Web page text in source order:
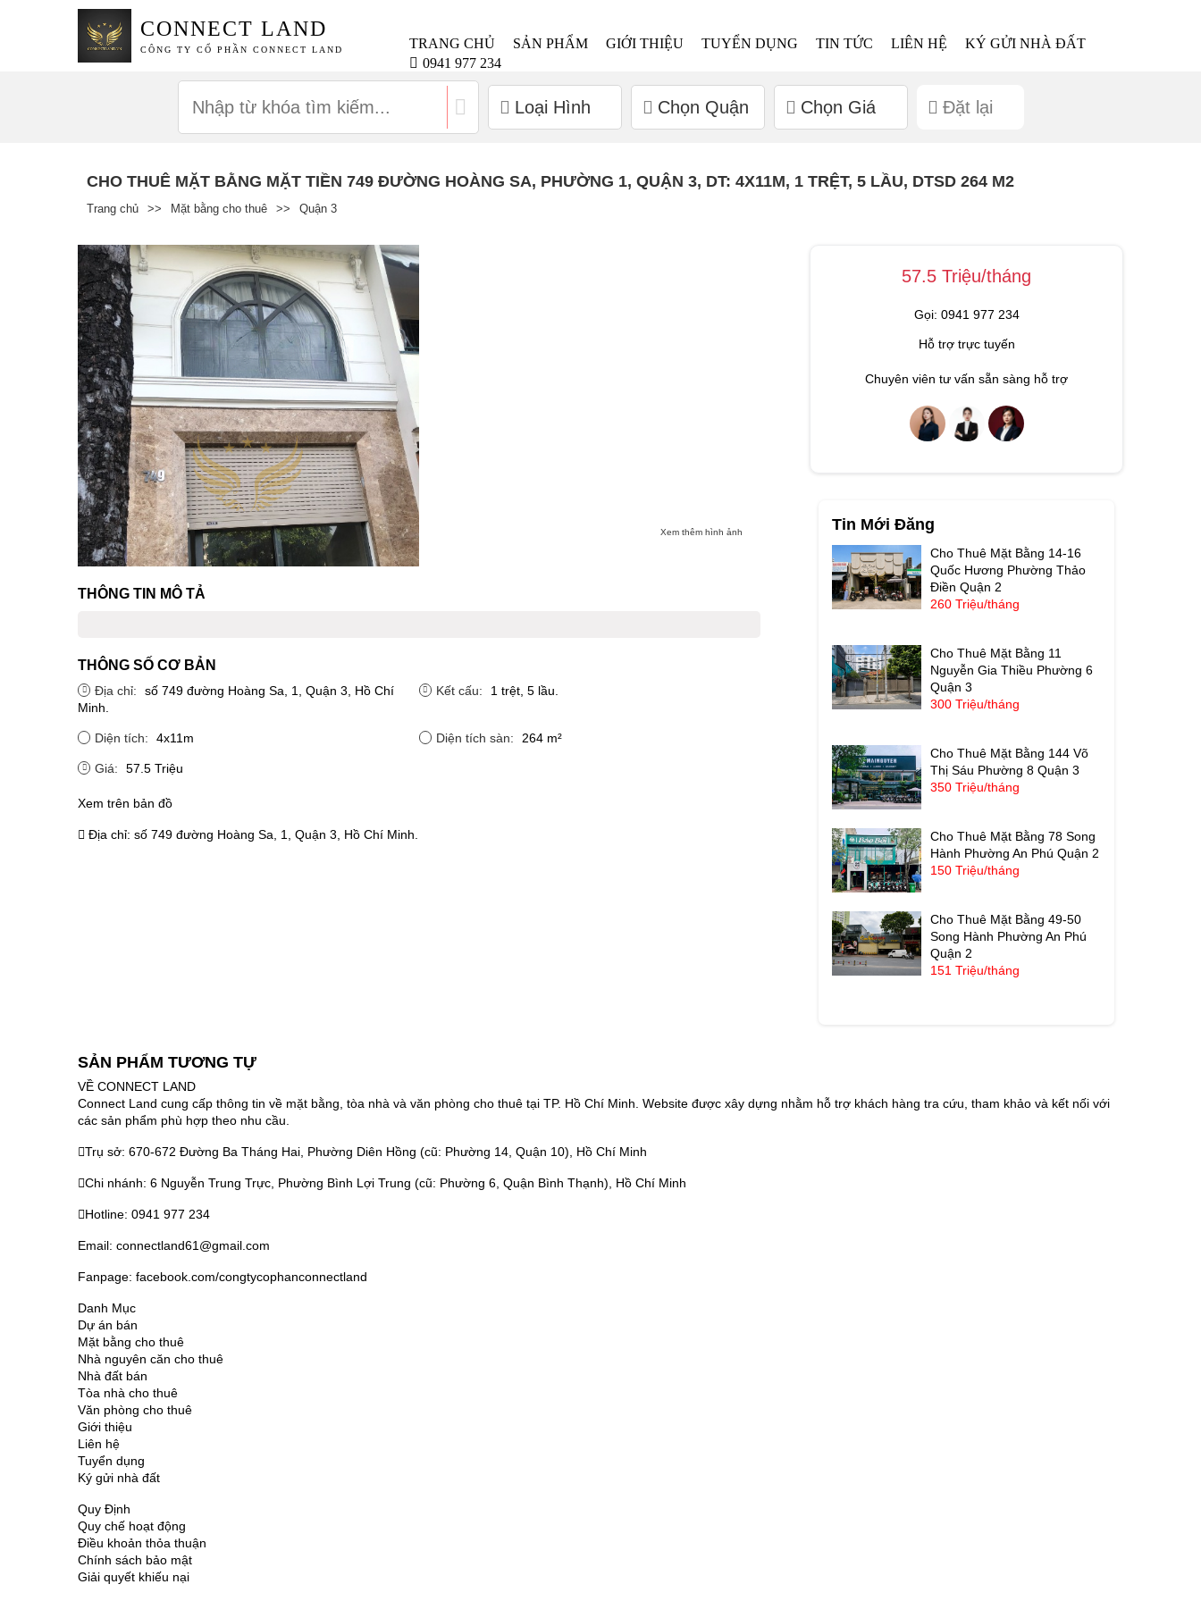
CONNECT LAND
CÔNG TY CỔ PHẦN CONNECT LAND TRANG CHỦ SẢN PHẨM GIỚI THIỆU TUYỂN DỤNG TIN TỨC LIÊN HỆ
KÝ GỬI NHÀ ĐẤT
0941 977 234
Loại Hình Chọn Quận Chọn Giá Đặt lại
CHO THUÊ MẶT BẰNG MẶT TIỀN 749 ĐƯỜNG HOÀNG SA, PHƯỜNG 1, QUẬN 3, DT: 4X11M, 1 TRỆT, 5 LẦU, DTSD 264 M2
Trang chủ >> Mặt bằng cho thuê >> Quận 3
Xem thêm hình ảnh
THÔNG TIN MÔ TẢ
THÔNG SỐ CƠ BẢN
Địa chỉ:
số 749 đường Hoàng Sa, 1, Quận 3, Hồ Chí
Minh.
Kết cấu: 1 trệt, 5 lầu.
Diện tích: 4x11m Diện tích sàn: 264 m²
Giá: 57.5 Triệu
Xem trên bản đồ
Địa chỉ: số 749 đường Hoàng Sa, 1, Quận 3, Hồ Chí Minh.
57.5 Triệu/tháng
Gọi: 0941 977 234
Hỗ trợ trực tuyến
Chuyên viên tư vấn sẵn sàng hỗ trợ
Tin Mới Đăng
Cho Thuê Mặt Bằng 14-16
Quốc Hương Phường Thảo
Điền Quận 2
260 Triệu/tháng
Cho Thuê Mặt Bằng 11
Nguyễn Gia Thiều Phường 6
Quận 3
300 Triệu/tháng
Cho Thuê Mặt Bằng 144 Võ
Thị Sáu Phường 8 Quận 3
350 Triệu/tháng
Cho Thuê Mặt Bằng 78 Song
Hành Phường An Phú Quận 2
150 Triệu/tháng
Cho Thuê Mặt Bằng 49-50
Song Hành Phường An Phú
Quận 2
151 Triệu/tháng
SẢN PHẨM TƯƠNG TỰ
VỀ CONNECT LAND
Connect Land cung cấp thông tin về mặt bằng, tòa nhà và văn phòng cho thuê tại TP. Hồ Chí Minh. Website được xây dựng nhằm hỗ trợ khách hàng tra cứu, tham khảo và kết nối với
các sản phẩm phù hợp theo nhu cầu.
Trụ sở: 670-672 Đường Ba Tháng Hai, Phường Diên Hồng (cũ: Phường 14, Quận 10), Hồ Chí Minh
Chi nhánh: 6 Nguyễn Trung Trực, Phường Bình Lợi Trung (cũ: Phường 6, Quận Bình Thạnh), Hồ Chí Minh
Hotline: 0941 977 234
Email: connectland61@gmail.com
Fanpage: facebook.com/congtycophanconnectland
Danh Mục
Dự án bán
Mặt bằng cho thuê
Nhà nguyên căn cho thuê
Nhà đất bán
Tòa nhà cho thuê
Văn phòng cho thuê
Giới thiệu
Liên hệ
Tuyển dụng
Ký gửi nhà đất
Quy Định
Quy chế hoạt động
Điều khoản thỏa thuận
Chính sách bảo mật
Giải quyết khiếu nại